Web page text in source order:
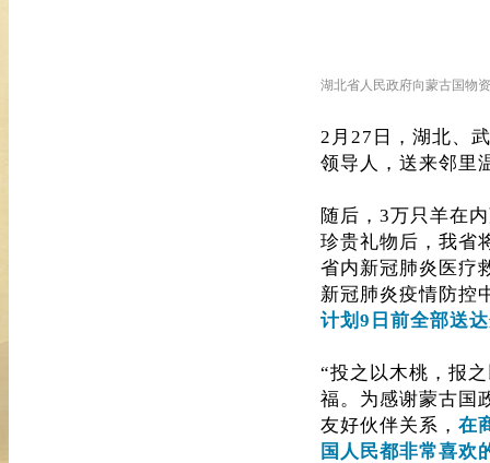
湖北省人民政府向蒙古国物
2月27日，湖北、
领导人，送来邻里
随后，3万只羊在
珍贵礼物后，我省
省内新冠肺炎医疗
新冠肺炎疫情防控
计划9日前全部送
“投之以木桃，报
福。为感谢蒙古国
友好伙伴关系， 在
国人民都非常喜欢